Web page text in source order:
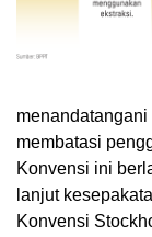
membatasi
Konvensi ini
lanjut
Konvensi